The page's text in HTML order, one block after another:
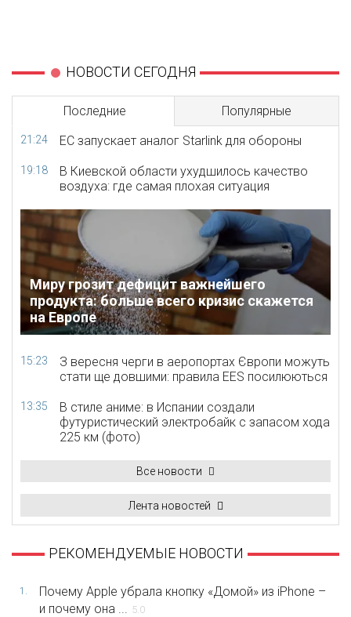
НОВОСТИ СЕГОДНЯ
Последние Популярные
21:24 ЕС запускает аналог Starlink для обороны
19:18
В Киевской области ухудшилось качество
воздуха: где самая плохая ситуация
Миру грозит дефицит важнейшего
продукта: больше всего кризис скажется
на Европе
15:23
З вересня черги в аеропортах Європи можуть
стати ще довшими: правила EES посилюються
13:35
В стиле аниме: в Испании создали
футуристический электробайк с запасом хода
225 км (фото)
Все новости
Лента новостей
РЕКОМЕНДУЕМЫЕ НОВОСТИ
1.
Почему Apple убрала кнопку «Домой» из iPhone –
и почему она ... 5.0